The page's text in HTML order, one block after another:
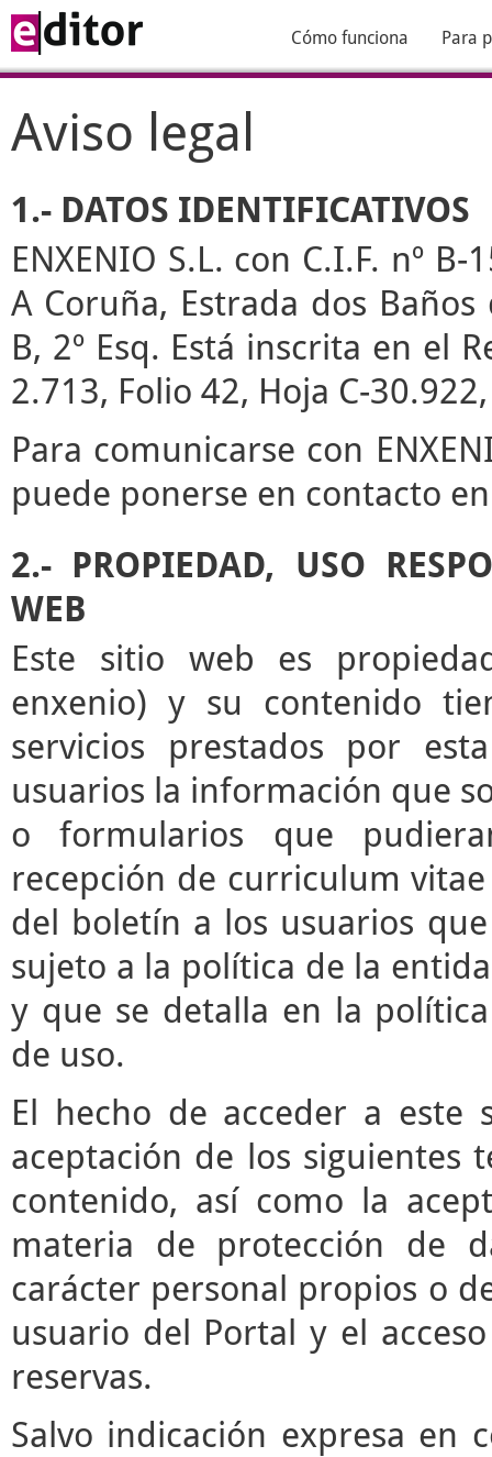
Cómo funciona Para
Aviso legal
1.- DATOS IDENTIFICATIVOS
ENXENIO S.L. con C.I.F. nº
A Coruña, Estrada dos
B, 2º Esq. Está inscrita en el
2.713, Folio 42, Hoja C-
Para comunicarse con
puede ponerse en contacto
2.- PROPIEDAD, USO
WEB
Este sitio web es
enxenio) y su contenido
servicios prestados por
usuarios la información que
o formularios que
recepción de curriculum
del boletín a los usuarios
sujeto a la política de la
y que se detalla en la
de uso.
El hecho de acceder a
aceptación de los siguientes
contenido, así como la
materia de protección de
carácter personal propios o
usuario del Portal y el
reservas.
Salvo indicación expresa en